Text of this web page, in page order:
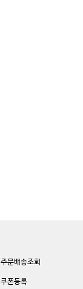
주문배송조회
쿠폰등록